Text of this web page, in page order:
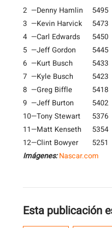
2 —Denny Hamlin
5495
3 —Kevin Harvick
5473
4 —Carl Edwards
5450
5 —Jeff Gordon
5445
6 —Kurt Busch
5433
7 —Kyle Busch
5423
8 —Greg Biffle
5418
9 —Jeff Burton
5402
10—Tony Stewart
5376
11—Matt Kenseth
5354
12—Clint Bowyer
5251
Imágenes: Nascar.com
Esta publicación